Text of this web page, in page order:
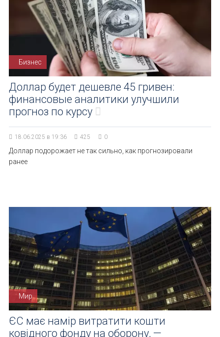
Бизнес
Доллар будет дешевле 45 гривен:
финансовые аналитики улучшили
прогноз по курсу
18.06.2025 в 19:36 425 0
Доллар подорожает не так сильно, как прогнозировали
ранее
Мир
ЄС має намір витратити кошти
ковідного фонду на оборону, —